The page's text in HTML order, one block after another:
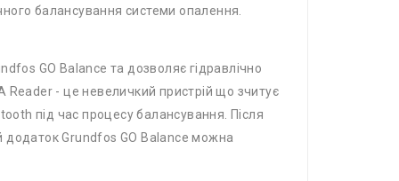
балансування системи опалення.
GO Balance та дозволяє гідравлічно
Reader - це невеличкий пристрій що зчитує
під час процесу балансування. Після
додаток Grundfos GO Balance можна